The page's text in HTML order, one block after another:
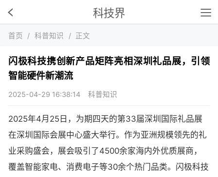
科技界
首页 / 科普知识 / 正文
闪极科技携创新产品矩阵亮相深圳礼品展，引领
智能硬件新潮流
2025-04-29 16:38:14 科普知识
2025年4月25日，为期四天的第33届深圳国际礼品展
在深圳国际会展中心盛大举行。作为亚洲规模领先的礼
业采购盛会，展会吸引了4500余家海内外优质展商，
覆盖智能家电、消费电子等30余个热门品类。闪极科技